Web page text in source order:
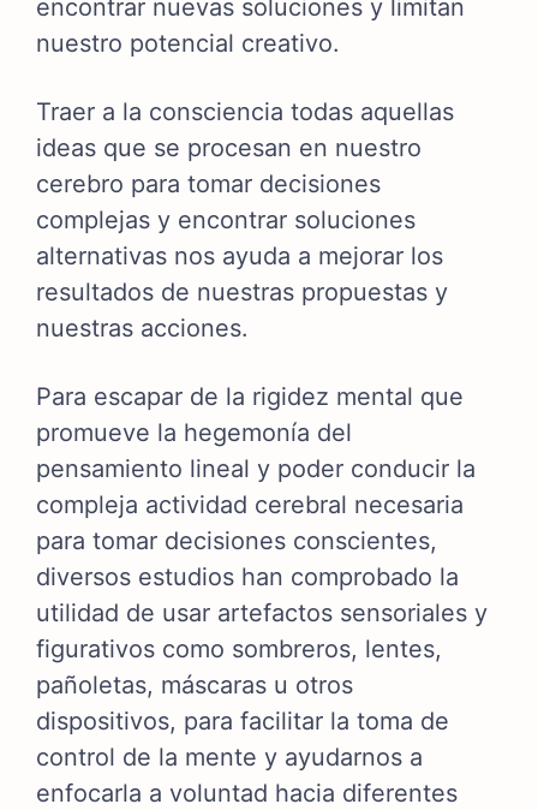
encontrar nuevas soluciones y limitan
nuestro potencial creativo.
Traer a la consciencia todas aquellas
ideas que se procesan en nuestro
cerebro para tomar decisiones
complejas y encontrar soluciones
alternativas nos ayuda a mejorar los
resultados de nuestras propuestas y
nuestras acciones.
Para escapar de la rigidez mental que
promueve la hegemonía del
pensamiento lineal y poder conducir la
compleja actividad cerebral necesaria
para tomar decisiones conscientes,
diversos estudios han comprobado la
utilidad de usar artefactos sensoriales y
figurativos como sombreros, lentes,
pañoletas, máscaras u otros
dispositivos, para facilitar la toma de
control de la mente y ayudarnos a
enfocarla a voluntad hacia diferentes